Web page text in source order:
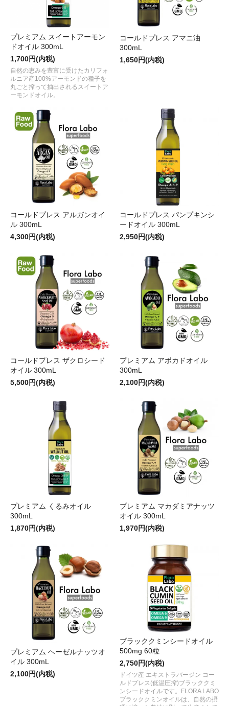
プレミアム スイートアーモン
ドオイル 300mL
1,700円(内税)
自然の恵みを豊富に受けたカリフォ
ルニア産100%アーモンドの種子を
丸ごと搾って抽出されるスイートア
ーモンドオイル。
コールドプレス アマニ油
300mL
1,650円(内税)
コールドプレス アルガンオイ
ル 300mL
4,300円(内税)
コールドプレス パンプキンシ
ードオイル 300mL
2,950円(内税)
コールドプレス ザクロシード
オイル 300mL
5,500円(内税)
プレミアム アボカドオイル
300mL
2,100円(内税)
プレミアム くるみオイル
300mL
1,870円(内税)
プレミアム マカダミアナッツ
オイル 300mL
1,970円(内税)
プレミアム ヘーゼルナッツオ
イル 300mL
2,100円(内税)
ブラッククミンシードオイル
500mg 60粒
2,750円(内税)
ドイツ産 エキストラバージン コー
ルドプレス(低温圧搾)ブラッククミ
ンシードオイルです。FLORA LABO
ブラッククミンオイルは、自然の摂